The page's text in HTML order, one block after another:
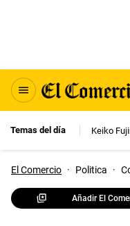
Temas del día Keiko
El Comercio · Politica ·
Añadir El